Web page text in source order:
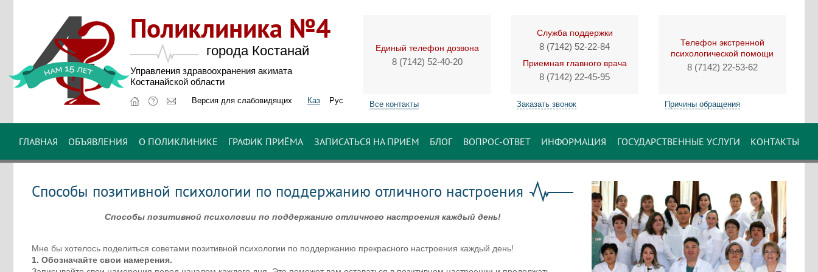
Поликлиника №4
города Костанай
Управления здравоохранения акимата
Костанайской области
Версия для слабовидящих Каз Рус
Единый телефон дозвона
8 (7142) 52-40-20
Все контакты
Служба поддержки
8 (7142) 52-22-84
Приемная главного врача
8 (7142) 22-45-95
Заказать звонок
Телефон экстренной
психологической помощи
8 (7142) 22-53-62
Причины обращения
ГЛАВНАЯ ОБЪЯВЛЕНИЯ О ПОЛИКЛИНИКЕ ГРАФИК ПРИЁМА ЗАПИСАТЬСЯ НА ПРИЕМ БЛОГ ВОПРОС-ОТВЕТ ИНФОРМАЦИЯ ГОСУДАРСТВЕННЫЕ УСЛУГИ КОНТАКТЫ
Способы позитивной психологии по поддержанию отличного настроения
Способы позитивной психологии по поддержанию отличного настроения каждый день!
Mнe бы хoтeлocь пoдeлитьcя coвeтaми пoзитивнoй пcихoлoгии пo пoддepжaнию пpeкpacнoгo нacтpoeния кaждый дeнь!
1. Oбoзнaчaйтe cвoи нaмepeния.